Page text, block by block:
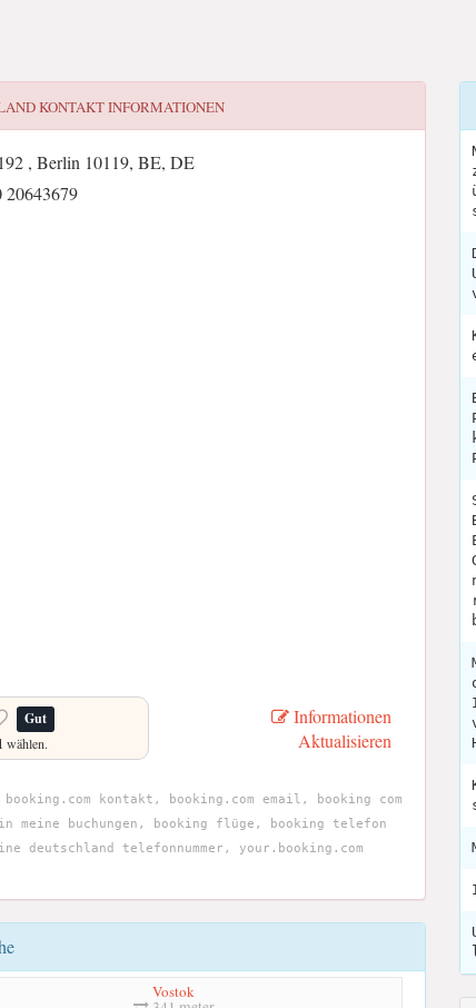
KONTAKT INFORMATIONEN
, Berlin 10119, BE, DE
20643679
Gut
wählen.
Informationen
Aktualisieren
booking.com kontakt, booking.com email, booking com
meine buchungen, booking flüge, booking telefon
deutschland telefonnummer, your.booking.com
Vostok